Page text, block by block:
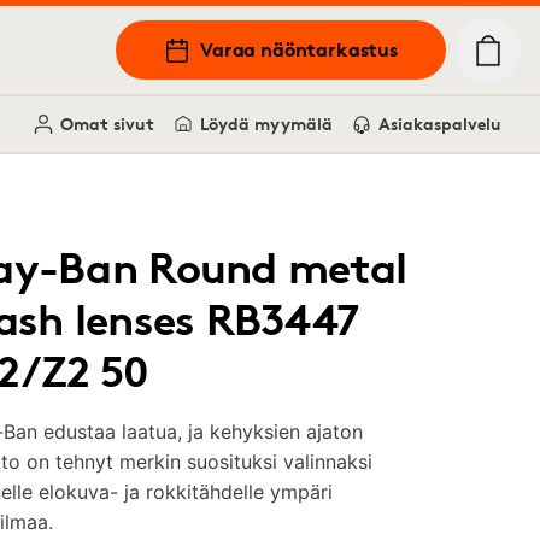
Varaa näöntarkastus
Omat sivut Löydä myymälä Asiakaspalvelu
Ban Round metal
lenses RB3447
Z2 50
Ban edustaa laatua, ja kehyksien ajaton
on tehnyt merkin suosituksi valinnaksi
elokuva- ja rokkitähdelle ympäri